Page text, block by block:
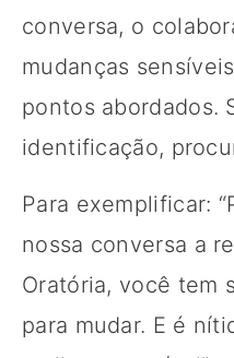
conversa, o
mudanças
pontos abordados.
identificação,
Para exemplificar:
nossa conversa a
Oratória, você tem
para mudar. E é